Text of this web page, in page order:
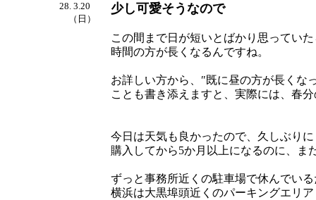
28. 3.20
（日）
少し可愛そうなので
この間まで日が短いとばかり思ってい
時間の方が長くなるんですね。
お詳しい方から、″既に昼の方が長くな
ことも書き添えますと、実際には、春
今日は天気も良かったので、久しぶり
購入してから5か月以上になるのに、ま
ずっと事務所近くの駐車場で休んでい
横浜は大黒埠頭近くのパーキングエリ